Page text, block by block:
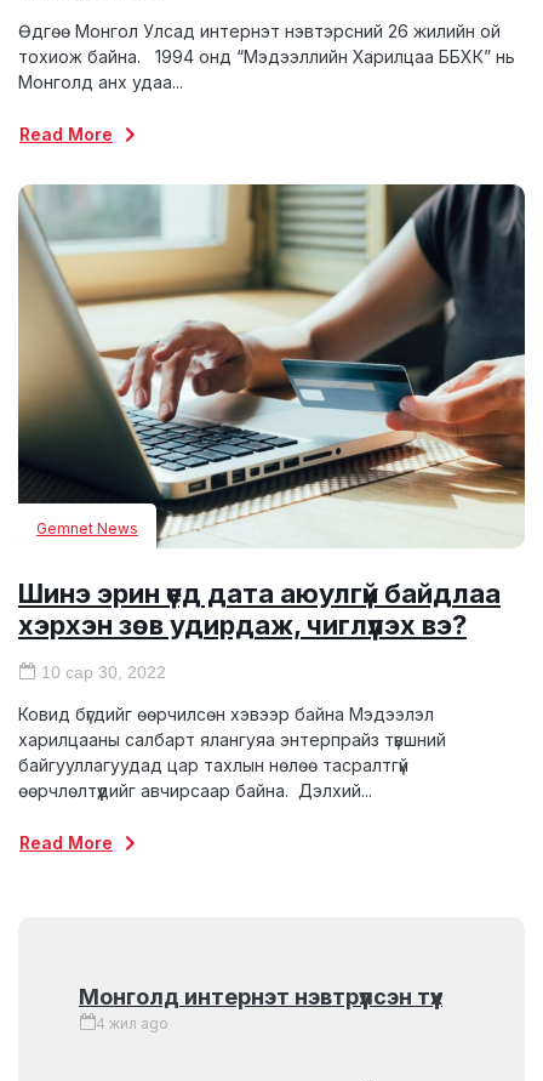
Монголд интернэт нэвтрүүлсэн түүх
4 жил ago
Өдгөө Монгол Улсад интернэт нэвтэрсний 26 жилийн ой
тохиож байна. 1994 онд “Мэдээллийн Харилцаа ББХК” нь
Монголд анх удаа...
Read More
Gemnet News
Шинэ эрин үед дата аюулгүй байдлаа
хэрхэн зөв удирдаж, чиглүүлэх вэ?
10 сар 30, 2022
Ковид бүгдийг өөрчилсөн хэвээр байна Мэдээлэл
харилцааны салбарт ялангуяа энтерпрайз түвшний
байгууллагуудад цар тахлын нөлөө тасралтгүй
өөрчлөлтүүдийг авчирсаар байна. Дэлхий...
Read More